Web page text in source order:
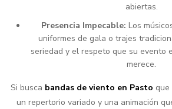
abiertas.
Presencia Impecable: Los
uniformes de gala o trajes
seriedad y el respeto que su evento
merece.
Si busca bandas de viento en Pasto
un repertorio variado y una animación